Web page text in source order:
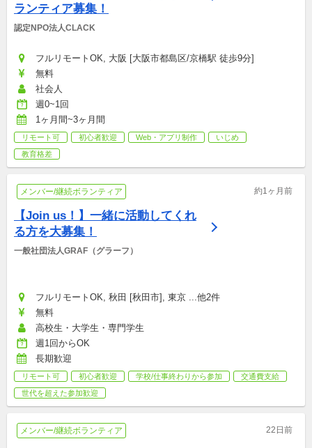
ランティア募集！
認定NPO法人CLACK
フルリモートOK, 大阪 [大阪市都島区/京橋駅 徒歩9分]
無料
社会人
週0~1回
1ヶ月間~3ヶ月間
リモート可 初心者歓迎 Web・アプリ制作
いじめ
教育格差
メンバー/継続ボランティア 約1ヶ月前
【Join us！】一緒に活動してくれ
る方を大募集！
一般社団法人GRAF（グラーフ）
フルリモートOK, 秋田 [秋田市], 東京 ...他2件
無料
高校生・大学生・専門学生
週1回からOK
長期歓迎
リモート可 初心者歓迎 学校/仕事終わりから参加
交通費支給
世代を超えた参加歓迎
メンバー/継続ボランティア 22日前